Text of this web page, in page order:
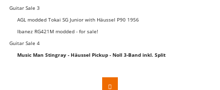
Guitar Sale 3
AGL modded Tokai SG Junior with Häussel P90 1956
Ibanez RG421M modded - for sale!
Guitar Sale 4
Music Man Stingray - Häussel Pickup - Noll 3-Band inkl. Split